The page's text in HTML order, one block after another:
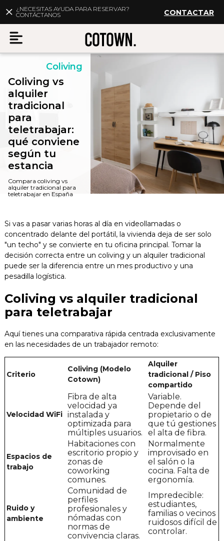
¿NECESITAS AYUDA PARA RESERVAR?
CONTÁCTANOS
CONTACTAR
Mi cuenta ES
Destinos
Membership
Blog
Contacto
Coliving
Coliving vs
alquiler
tradicional
para
teletrabajar:
qué conviene
según tu
estancia
Compara coliving vs
alquiler tradicional para
teletrabajar en España
Si vas a pasar varias horas al día en videollamadas o
concentrado delante del portátil, la vivienda deja de ser solo
"un techo" y se convierte en tu oficina principal. Tomar la
decisión correcta entre un coliving y un alquiler tradicional
puede ser la diferencia entre un mes productivo y una
pesadilla logística.
Coliving vs alquiler tradicional
para teletrabajar
Aquí tienes una comparativa rápida centrada exclusivamente
en las necesidades de un trabajador remoto:
Criterio
Coliving (Modelo
Cotown)
Alquiler
tradicional / Piso
compartido
Velocidad WiFi
Fibra de alta
velocidad ya
instalada y
optimizada para
múltiples usuarios.
Variable.
Depende del
propietario o de
que tú gestiones
el alta de fibra.
Espacios de
trabajo
Habitaciones con
escritorio propio y
zonas de
coworking
comunes.
Normalmente
improvisado en
el salón o la
cocina. Falta de
ergonomía.
Ruido y
ambiente
Comunidad de
perfiles
profesionales y
nómadas con
normas de
convivencia claras.
Impredecible:
estudiantes,
familias o vecinos
ruidosos difícil de
controlar.